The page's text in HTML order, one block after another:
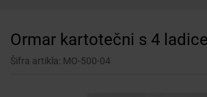
Ormar kartotečni s 4 ladice
Šifra artikla: MO-500-04